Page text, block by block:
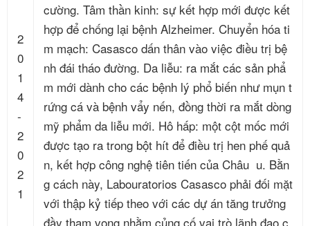
2
0
1
4
-
2
0
2
1
cường. Tâm thần kinh: sự kết hợp mới được kết
hợp để chống lại bệnh Alzheimer. Chuyển hóa ti
m mạch: Casasco dấn thân vào việc điều trị bệ
nh đái tháo đường. Da liễu: ra mắt các sản phẩ
m mới dành cho các bệnh lý phổ biến như mụn t
rứng cá và bệnh vẩy nến, đồng thời ra mắt dòng
mỹ phẩm da liễu mới. Hô hấp: một cột mốc mới
được tạo ra trong bột hít để điều trị hen phế quả
n, kết hợp công nghệ tiên tiến của Châu u. Bằn
g cách này, Labouratorios Casasco phải đối mặt
với thập kỷ tiếp theo với các dự án tăng trưởng
đầy tham vọng nhằm củng cố vai trò lãnh đạo c